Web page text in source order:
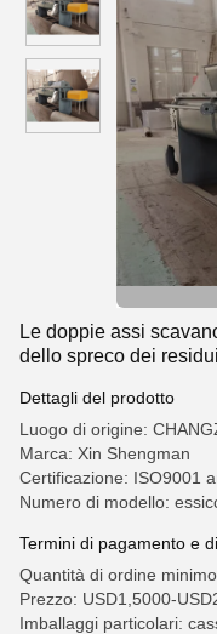
Le doppie assi
dello spreco dei
Dettagli del prodotto
Luogo di origine:
Marca: Xin Shengman
Certificazione: ISO9001
Numero di modello:
Termini di pagamento e
Quantità di ordine
Prezzo: USD1,5000-
Imballaggi particolari: